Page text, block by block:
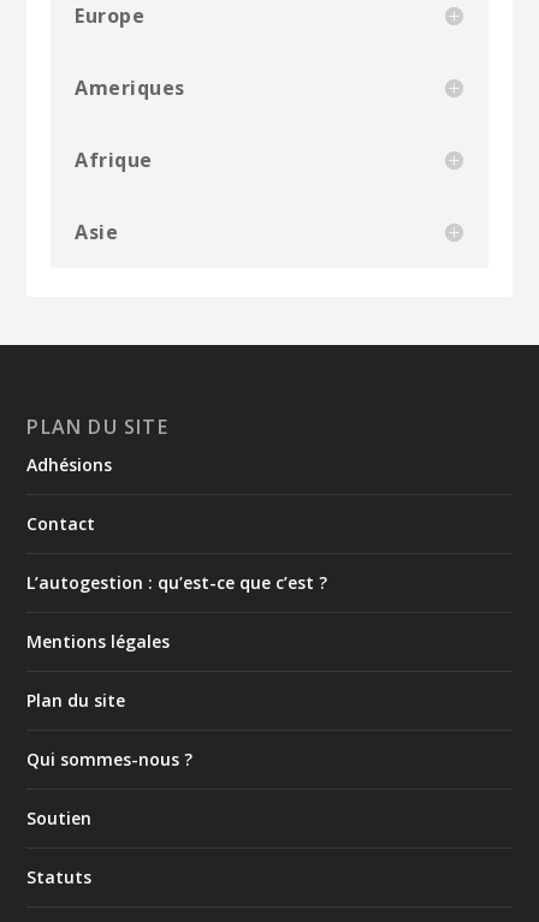
Europe
Ameriques
Afrique
Asie
PLAN DU SITE
Adhésions
Contact
L’autogestion : qu’est-ce que c’est ?
Mentions légales
Plan du site
Qui sommes-nous ?
Soutien
Statuts